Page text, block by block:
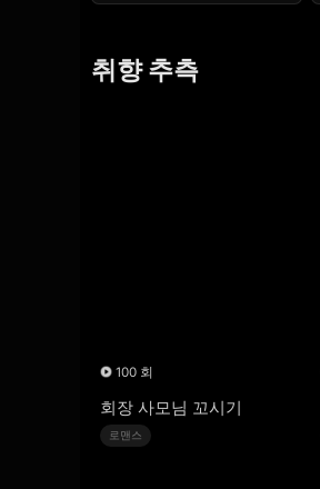
취향 추측
100 회
회장 사모님 꼬시기
로맨스